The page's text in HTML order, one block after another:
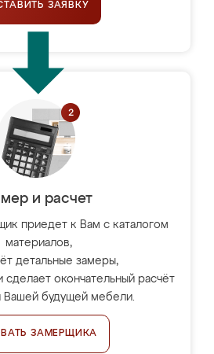
ЗАЯВКУ
и расчет
приедет к Вам с каталогом
материалов,
детальные замеры,
сделает окончательный расчёт
Вашей будущей мебели.
ЗАМЕРЩИКА